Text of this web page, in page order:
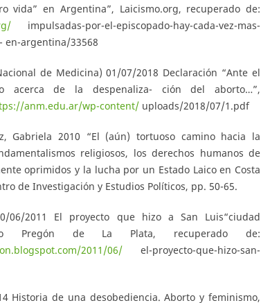
vida” en Argentina”, Laicismo.org, recuperado de:
impulsadas-por-el-episcopado-hay-cada-vez-mas-
en-argentina/33568
de Medicina) 01/07/2018 Declaración “Ante el
acerca de la despenaliza- ción del aborto…”,
anm.edu.ar/wp-content/ uploads/2018/07/1.pdf
Gabriela 2010 “El (aún) tortuoso camino hacia la
religiosos, los derechos humanos de
oprimidos y la lucha por un Estado Laico en Costa
de Investigación y Estudios Políticos, pp. 50-65.
06/2011 El proyecto que hizo a San Luis“ciudad
Pregón de La Plata, recuperado de:
2011/06/ el-proyecto-que-hizo-san-
Historia de una desobediencia. Aborto y feminismo,